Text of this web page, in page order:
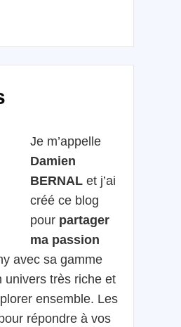
Je m’appelle
Damien
BERNAL et j’ai
créé ce blog
pour partager
ma passion
avec sa gamme
univers très riche et
ensemble. Les
répondre à vos